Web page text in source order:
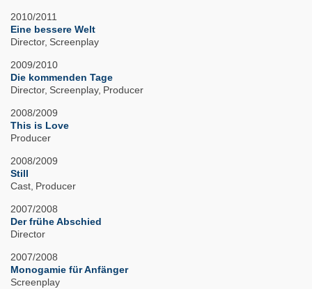
2010/2011
Eine bessere Welt
Director Screenplay
2009/2010
Die kommenden Tage
Director Screenplay Producer
2008/2009
This is Love
Producer
2008/2009
Still
Cast Producer
2007/2008
Der frühe Abschied
Director
2007/2008
Monogamie für Anfänger
Screenplay